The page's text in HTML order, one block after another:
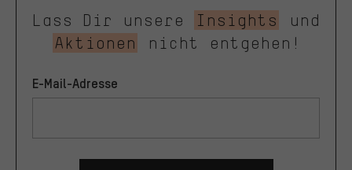
Lass Dir unsere
Insights
und
Aktionen
nicht entgehen!
E-Mail-Adresse